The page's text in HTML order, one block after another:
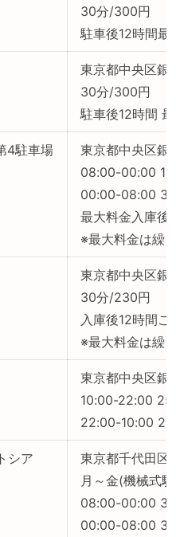
30分/300円
駐車後12時間最
東京都中央区銀
30分/300円
駐車後12時間
4駐車場
東京都中央区銀
08:00-00:00
00:00-08:00
最大料金入庫
※最大料金は繰
東京都中央区銀
30分/230円
入庫後12時間
※最大料金は繰
東京都中央区銀
10:00-22:00
22:00-10:00 25
シア
東京都千代田区
月～金(機械式
08:00-00:00
00:00-08:00